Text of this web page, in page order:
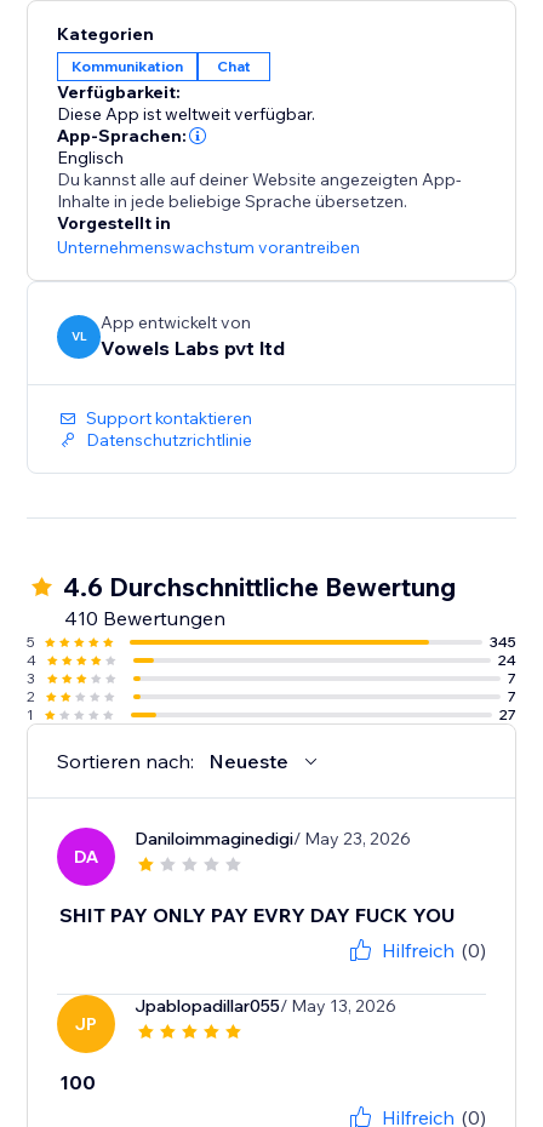
Sie können Schriftarten, Farben, Größen, Platzierung
und mehr Ihrer WhatsApp- und anderen Chat-
Schaltflächen anpassen. Nutzen Sie außerdem
erweiterte Optionen, um Ihr Chat-Widget für
maximale Conversions zu optimieren. Sie könnten
Ihren qualifizierten Besuchern
Kategorien
Kommunikation Chat
Verfügbarkeit:
Diese App ist weltweit verfügbar.
App-Sprachen:
Englisch
Du kannst alle auf deiner Website angezeigten App-
Inhalte in jede beliebige Sprache übersetzen.
Vorgestellt in
Unternehmenswachstum vorantreiben
VL
App entwickelt von
Vowels Labs pvt ltd
Support kontaktieren
Datenschutzrichtlinie
4.6 Durchschnittliche Bewertung
410 Bewertungen
5
345
4
24
3
7
2
7
1
27
Sortieren nach: Neueste
DA
Daniloimmaginedigi/ May 23, 2026
SHIT PAY ONLY PAY EVRY DAY FUCK YOU
Hilfreich (0)
JP
Jpablopadillar055/ May 13, 2026
100
Hilfreich (0)